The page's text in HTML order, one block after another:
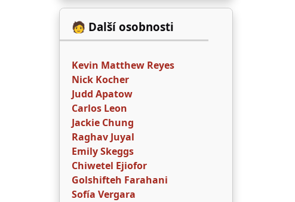
🧑 Další osobnosti
Kevin Matthew Reyes
Nick Kocher
Judd Apatow
Carlos Leon
Jackie Chung
Raghav Juyal
Emily Skeggs
Chiwetel Ejiofor
Golshifteh Farahani
Sofía Vergara